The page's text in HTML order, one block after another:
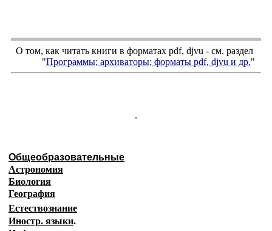
О том, как читать книги в форматах pdf, djvu - см. раздел
"Программы; архиваторы; форматы pdf, djvu и др."
.
Общеобразовательные
Астрономия
Биология
География
Естествознание
Иностр. языки.